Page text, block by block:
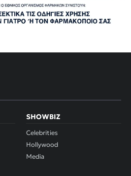
SHOWBIZ
Celebrities
Hollywood
Media